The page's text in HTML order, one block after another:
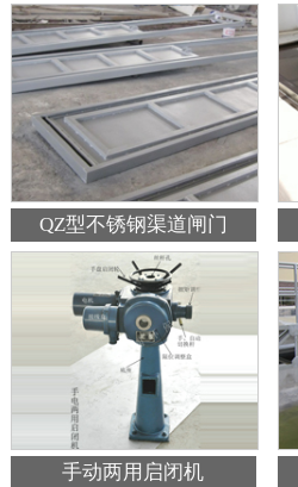
QZ型不锈钢渠道闸门
手动两用启闭机